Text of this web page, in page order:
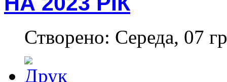
Створено: Середа, 07